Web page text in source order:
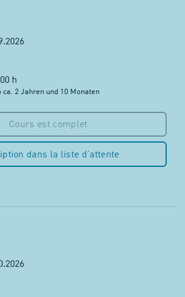
h
ca. 2 Jahren und 10 Monaten
Cours est complet
dans la liste d’attente